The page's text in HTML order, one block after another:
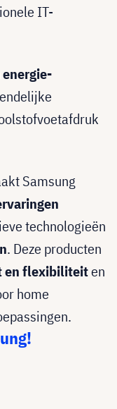
IT-
Samsung
technologieën
. Deze producten
en flexibiliteiten
home